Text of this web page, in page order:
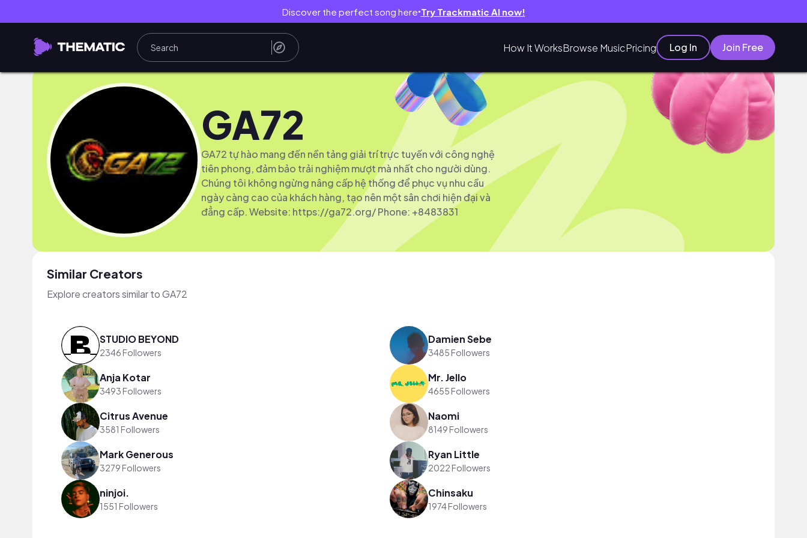
Discover the perfect song here● Try Trackmatic AI now!
How It WorksBrowse MusicPricing Log In Join Free
GA72
GA72 tự hào mang đến nền tảng giải trí trực tuyến với công nghệ
tiên phong, đảm bảo trải nghiệm mượt mà nhất cho người dùng.
Chúng tôi không ngừng nâng cấp hệ thống để phục vụ nhu cầu
ngày càng cao của khách hàng, tạo nên một sân chơi hiện đại và
đẳng cấp. Website: https://ga72.org/ Phone: +8483831
Similar Creators
Explore creators similar to GA72
STUDIO BEYOND
2346 Followers
Damien Sebe
3485 Followers
Anja Kotar
3493 Followers
Mr. Jello
4655 Followers
Citrus Avenue
3581 Followers
Naomi
8149 Followers
Mark Generous
3279 Followers
Ryan Little
2022 Followers
ninjoi.
1551 Followers
Chinsaku
1974 Followers